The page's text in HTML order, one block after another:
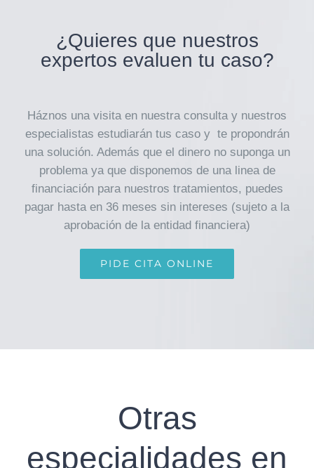
¿Quieres que nuestros
expertos evaluen tu caso?
Háznos una visita en nuestra consulta y nuestros
especialistas estudiarán tus caso y te propondrán
una solución. Además que el dinero no suponga un
problema ya que disponemos de una linea de
financiación para nuestros tratamientos, puedes
pagar hasta en 36 meses sin intereses (sujeto a la
aprobación de la entidad financiera)
PIDE CITA ONLINE
Otras
especialidades en